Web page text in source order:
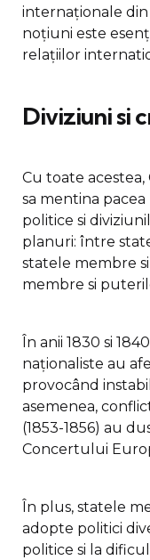
internaționale
noțiuni este
relațiilor
Diviziuni si
Cu toate
sa mentina
politice si
planuri: între
statele membre
membre si
În anii 1830 si
naţionaliste au
provocând
asemenea,
(1853-1856) au
Concertului
În plus, statele
adopte politici
politice si la